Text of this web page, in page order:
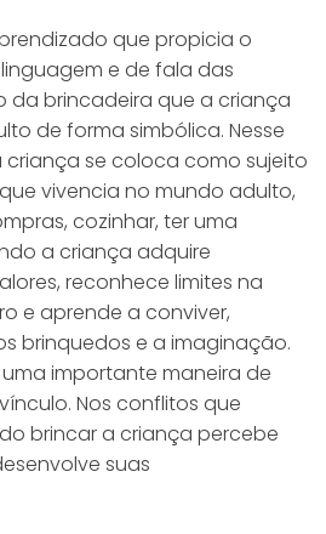
que propicia o
e de fala das
da brincadeira que a criança
de forma simbólica. Nesse
se coloca como sujeito
vivencia no mundo adulto,
cozinhar, ter uma
a criança adquire
reconhece limites na
e aprende a conviver,
brinquedos e a imaginação.
importante maneira de
Nos conflitos que
brincar a criança percebe
suas